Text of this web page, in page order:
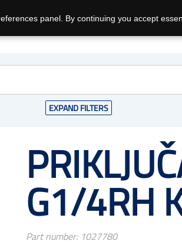
EXPAND FILTERS
G1/4RH
Part number: 1027780
panel. By continuing you accept